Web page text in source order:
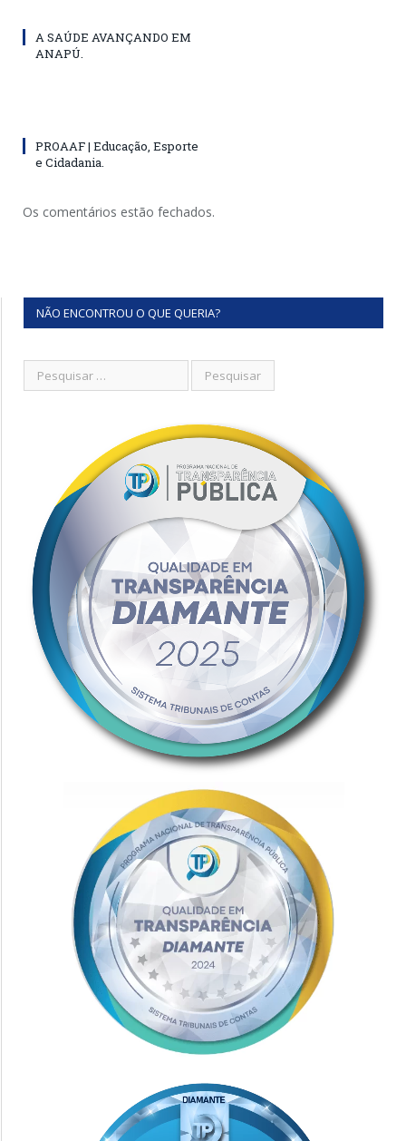
A SAÚDE AVANÇANDO EM
ANAPÚ.
PROAAF | Educação, Esporte
e Cidadania.
Os comentários estão fechados.
NÃO ENCONTROU O QUE QUERIA?